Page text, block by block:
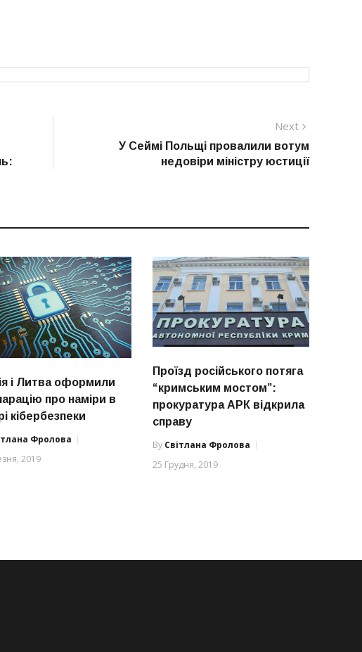
Next
У Сеймі Польщі провалили вотум
недовіри міністру юстиції
і Литва оформили
про наміри в
кібербезпеки
Фролова
2019
Проїзд російського потяга
“кримським мостом”:
прокуратура АРК відкрила
справу
By Світлана Фролова
25 Грудня, 2019